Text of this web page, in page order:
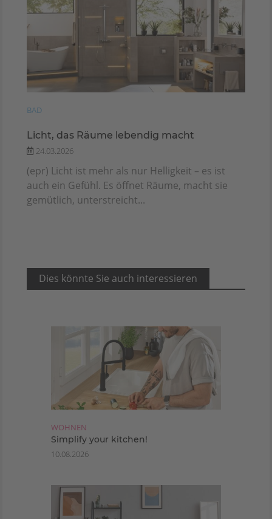
BAD
Licht, das Räume lebendig macht
24.03.2026
(epr) Licht ist mehr als nur Helligkeit – es ist
auch ein Gefühl. Es öffnet Räume, macht sie
gemütlich, unterstreicht...
Dies könnte Sie auch interessieren
WOHNEN
Simplify your kitchen!
10.08.2026